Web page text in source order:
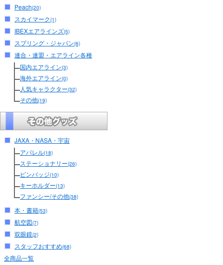
Peach(20)
スカイマーク(1)
IBEXエアラインズ(5)
スプリング・ジャパン(6)
連合・連盟・エアライン各種
国内エアライン(3)
海外エアライン(0)
人気キャラクター(32)
その他(19)
JAXA・NASA・宇宙
アパレル(18)
ステーショナリー(26)
ピンバッジ(10)
キーホルダー(13)
ファンシー/その他(38)
本・書籍(53)
航空図(7)
双眼鏡(2)
スタッフおすすめ(68)
全商品一覧